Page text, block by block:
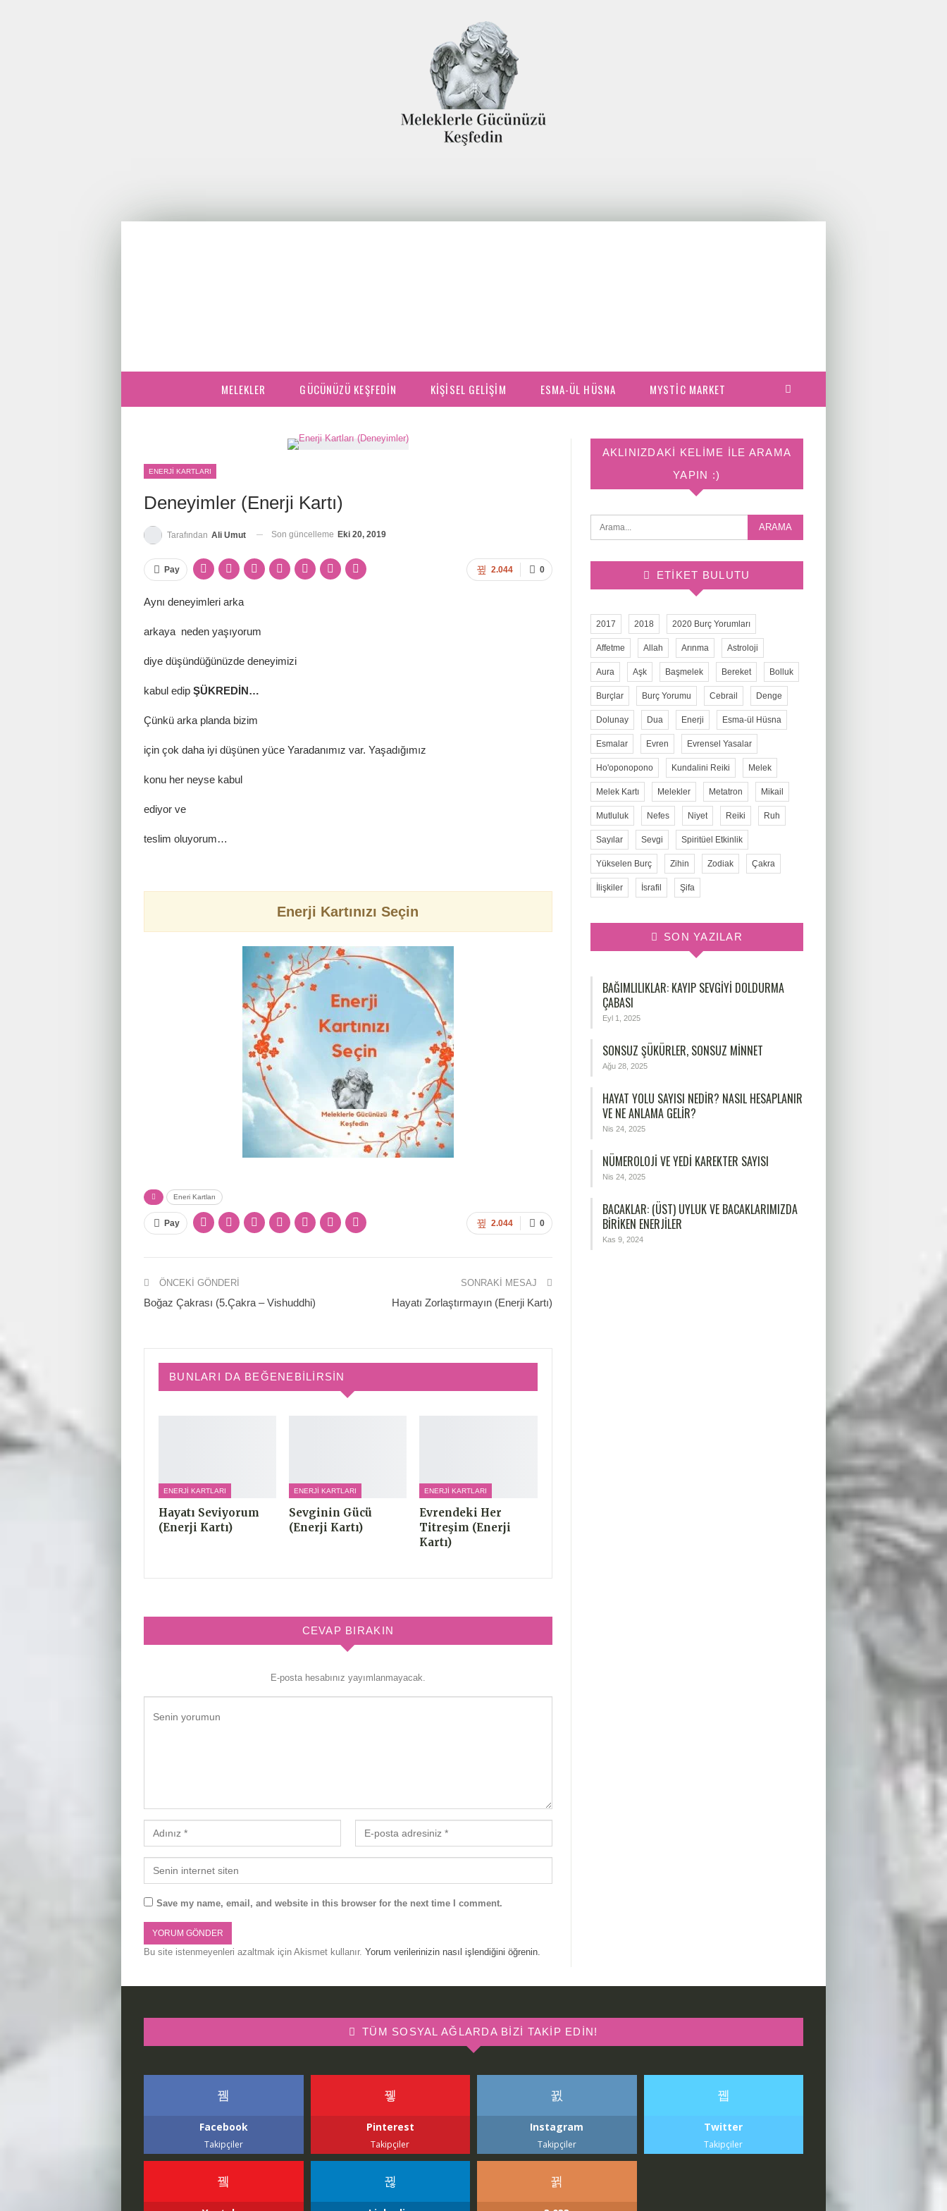
MELEKLER GÜCÜNÜZÜ KEŞFEDIN KIŞISEL GELIŞIM ESMA-ÜL HÜSNA MYSTIC MARKET
ENERJI KARTLARI
Deneyimler (Enerji Kartı)
Tarafından Ali Umut Son güncelleme Eki 20, 2019
0
2.044
Pay
Aynı deneyimleri arka
arkaya neden yaşıyorum
diye düşündüğünüzde deneyimizi
kabul edip ŞÜKREDİN…
Çünkü arka planda bizim
için çok daha iyi düşünen yüce Yaradanımız var. Yaşadığımız
konu her neyse kabul
ediyor ve
teslim oluyorum…
Enerji Kartınızı Seçin
Eneri Kartları
0
2.044
Pay
ÖNCEKI GÖNDERI
Boğaz Çakrası (5.Çakra – Vishuddhi)
SONRAKI MESAJ
Hayatı Zorlaştırmayın (Enerji Kartı)
BUNLARI DA BEĞENEBILIRSIN
ENERJI KARTLARI
Hayatı Seviyorum
(Enerji Kartı)
ENERJI KARTLARI
Sevginin Gücü
(Enerji Kartı)
ENERJI KARTLARI
Evrendeki Her
Titreşim (Enerji
Kartı)
CEVAP BIRAKIN
E-posta hesabınız yayımlanmayacak.
Save my name, email, and website in this browser for the next time I comment.
Bu site istenmeyenleri azaltmak için Akismet kullanır. Yorum verilerinizin nasıl işlendiğini öğrenin.
AKLINIZDAKI KELIME ILE ARAMA
YAPIN :)
ETIKET BULUTU
2017 2018 2020 Burç Yorumları
Affetme Allah Arınma Astroloji
Aura Aşk Başmelek Bereket Bolluk
Burçlar Burç Yorumu Cebrail Denge
Dolunay Dua Enerji Esma-ül Hüsna
Esmalar Evren Evrensel Yasalar
Ho'oponopono Kundalini Reiki Melek
Melek Kartı Melekler Metatron Mikail
Mutluluk Nefes Niyet Reiki Ruh
Sayılar Sevgi Spiritüel Etkinlik
Yükselen Burç Zihin Zodiak Çakra
İlişkiler İsrafil Şifa
SON YAZILAR
BAĞIMLILIKLAR: KAYIP SEVGIYI DOLDURMA
ÇABASI
Eyl 1, 2025
SONSUZ ŞÜKÜRLER, SONSUZ MINNET
Ağu 28, 2025
HAYAT YOLU SAYISI NEDIR? NASIL HESAPLANIR
VE NE ANLAMA GELIR?
Nis 24, 2025
NÜMEROLOJİ VE YEDİ KAREKTER SAYISI
Nis 24, 2025
BACAKLAR: (ÜST) UYLUK VE BACAKLARIMIZDA
BIRIKEN ENERJILER
Kas 9, 2024
TÜM SOSYAL AĞLARDA BIZI TAKIP EDIN!
Facebook
Takipçiler
Pinterest
Takipçiler
Instagram
Takipçiler
Twitter
Takipçiler